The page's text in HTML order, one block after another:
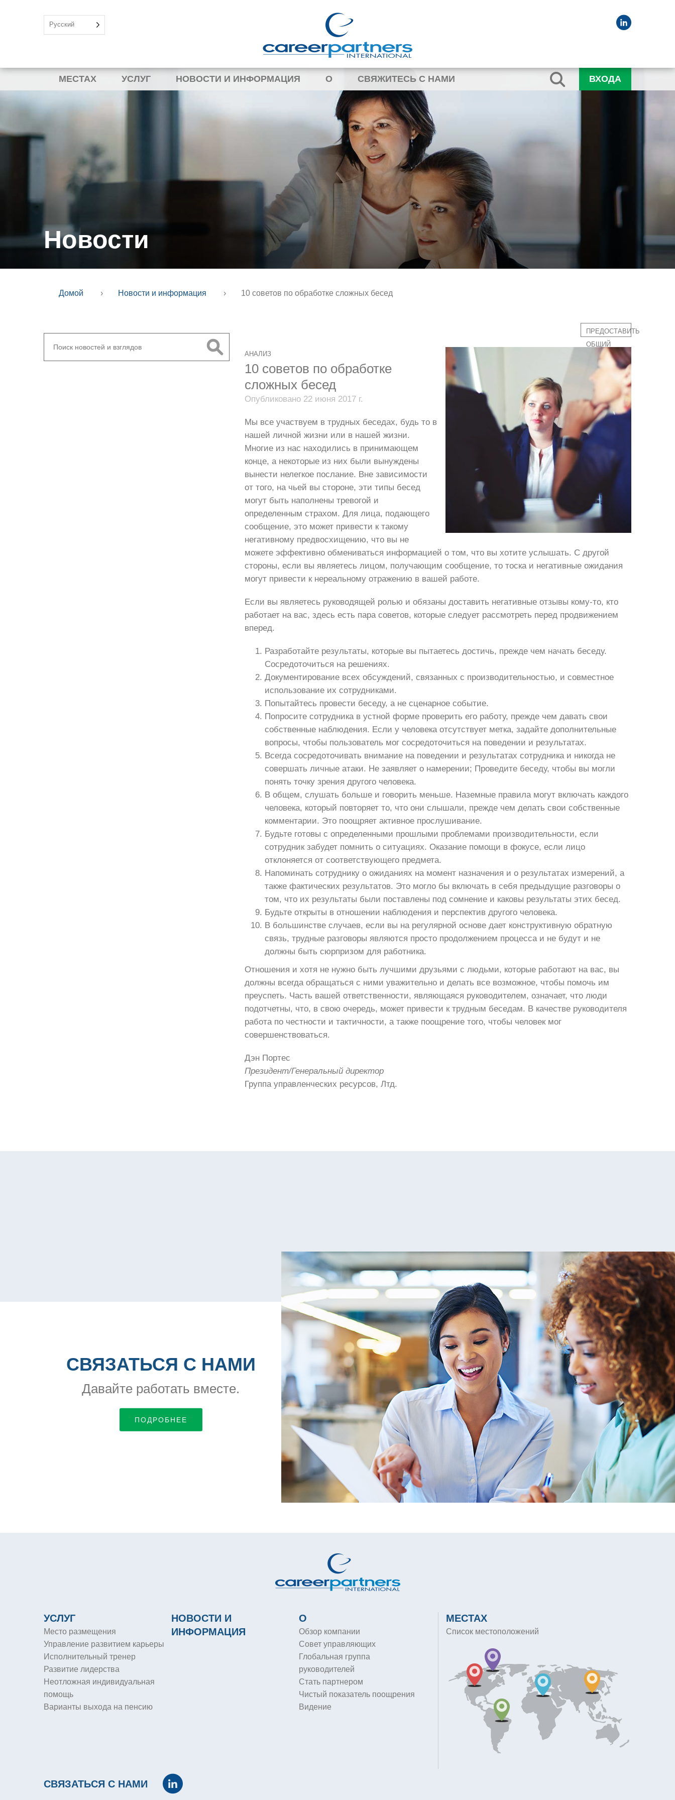
Русский
МЕСТАХ УСЛУГ НОВОСТИ И ИНФОРМАЦИЯ О СВЯЖИТЕСЬ С НАМИ ВХОДА
Новости
Домой › Новости и информация › 10 советов по обработке сложных бесед
ПРЕДОСТАВИТЬ
ОБЩИЙ
ДОСТУП
АНАЛИЗ
10 советов по обработке
сложных бесед
Опубликовано 22 июня 2017 г.
Мы все участвуем в трудных беседах, будь то в
нашей личной жизни или в нашей жизни.
Многие из нас находились в принимающем
конце, а некоторые из них были вынуждены
вынести нелегкое послание. Вне зависимости
от того, на чьей вы стороне, эти типы бесед
могут быть наполнены тревогой и
определенным страхом. Для лица, подающего
сообщение, это может привести к такому
негативному предвосхищению, что вы не
можете эффективно обмениваться информацией о том, что вы хотите услышать. С другой
стороны, если вы являетесь лицом, получающим сообщение, то тоска и негативные ожидания
могут привести к нереальному отражению в вашей работе.
Если вы являетесь руководящей ролью и обязаны доставить негативные отзывы кому-то, кто
работает на вас, здесь есть пара советов, которые следует рассмотреть перед продвижением
вперед.
Разработайте результаты, которые вы пытаетесь достичь, прежде чем начать беседу.
Сосредоточиться на решениях.
Документирование всех обсуждений, связанных с производительностью, и совместное
использование их сотрудниками.
Попытайтесь провести беседу, а не сценарное событие.
Попросите сотрудника в устной форме проверить его работу, прежде чем давать свои
собственные наблюдения. Если у человека отсутствует метка, задайте дополнительные
вопросы, чтобы пользователь мог сосредоточиться на поведении и результатах.
Всегда сосредоточивать внимание на поведении и результатах сотрудника и никогда не
совершать личные атаки. Не заявляет о намерении; Проведите беседу, чтобы вы могли
понять точку зрения другого человека.
В общем, слушать больше и говорить меньше. Наземные правила могут включать каждого
человека, который повторяет то, что они слышали, прежде чем делать свои собственные
комментарии. Это поощряет активное прослушивание.
Будьте готовы с определенными прошлыми проблемами производительности, если
сотрудник забудет помнить о ситуациях. Оказание помощи в фокусе, если лицо
отклоняется от соответствующего предмета.
Напоминать сотруднику о ожиданиях на момент назначения и о результатах измерений, а
также фактических результатов. Это могло бы включать в себя предыдущие разговоры о
том, что их результаты были поставлены под сомнение и каковы результаты этих бесед.
Будьте открыты в отношении наблюдения и перспектив другого человека.
В большинстве случаев, если вы на регулярной основе дает конструктивную обратную
связь, трудные разговоры являются просто продолжением процесса и не будут и не
должны быть сюрпризом для работника.
Отношения и хотя не нужно быть лучшими друзьями с людьми, которые работают на вас, вы
должны всегда обращаться с ними уважительно и делать все возможное, чтобы помочь им
преуспеть. Часть вашей ответственности, являющаяся руководителем, означает, что люди
подотчетны, что, в свою очередь, может привести к трудным беседам. В качестве руководителя
работа по честности и тактичности, а также поощрение того, чтобы человек мог
совершенствоваться.
Дэн Портес
Президент/Генеральный директор
Группа управленческих ресурсов, Лтд.
СВЯЗАТЬСЯ С НАМИ
Давайте работать вместе.
ПОДРОБНЕЕ
УСЛУГ
Место размещения
Управление развитием карьеры
Исполнительный тренер
Развитие лидерства
Неотложная индивидуальная
помощь
Варианты выхода на пенсию
НОВОСТИ И
ИНФОРМАЦИЯ
О
Обзор компании
Совет управляющих
Глобальная группа
руководителей
Стать партнером
Чистый показатель поощрения
Видение
СВЯЗАТЬСЯ С НАМИ
МЕСТАХ
Список местоположений